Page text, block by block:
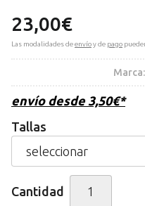
23,00€
Las modalidades deenvíoy de pago
Marca:
envío desde 3,50€*
Tallas
Cantidad